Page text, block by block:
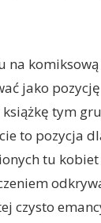
na
jako
książkę tym
to pozycja
tu kobiet
czysto